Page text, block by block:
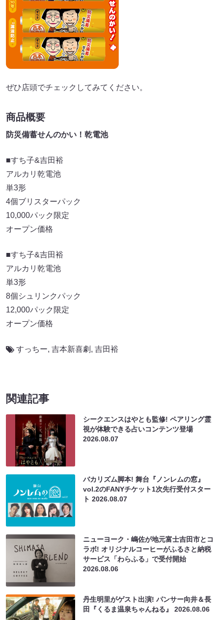
ぜひ店頭でチェックしてみてください。
商品概要
防災備蓄せんのかい！乾電池
■すち子&吉田裕
アルカリ乾電池
単3形
4個ブリスターパック
10,000パック限定
オープン価格
■すち子&吉田裕
アルカリ乾電池
単3形
8個シュリンクパック
12,000パック限定
オープン価格
すっちー, 吉本新喜劇 , 吉田裕
関連記事
シークエンスはやとも監修! ペアリング霊
視が体験できる占いコンテンツ登場
2026.08.07
バカリズム脚本! 舞台『ノンレムの窓』
vol.2のFANYチケット1次先行受付スター
ト2026.08.07
ニューヨーク・嶋佐が地元富士吉田市とコ
ラボ! オリジナルコーヒーがふるさと納税
サービス「わらふる」で受付開始
2026.08.06
丹生明里がゲスト出演! パンサー向井＆長
田『くるま温泉ちゃんねる』2026.08.06